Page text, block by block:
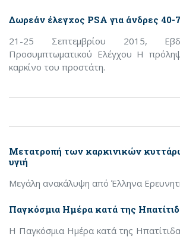
Δωρεάν έλεγχος PSA για άνδρες
21-25 Σεπτεμβρίου 2015,
Προσυμπτωματικού Ελέγχου Η
καρκίνο του προστάτη.
Μετατροπή των καρκινικών
υγιή
Μεγάλη ανακάλυψη από Έλληνα
Παγκόσμια Ημέρα κατά της
Η Παγκόσμια Ημέρα κατά της